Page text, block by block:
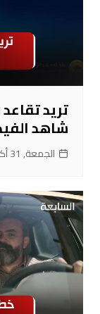
تريد
شاهد
الجمعة, 31 أكتوبر 2025, 19:16